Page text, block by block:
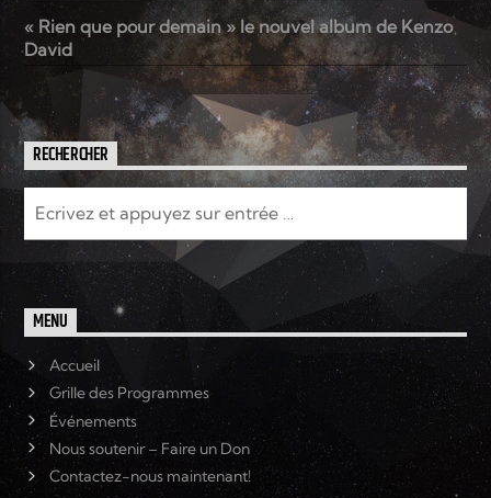
Elyon Kids
« Rien que pour demain » le nouvel album de Kenzo
David
RECHERCHER
MENU
Accueil
Grille des Programmes
Événements
Nous soutenir – Faire un Don
Contactez-nous maintenant!